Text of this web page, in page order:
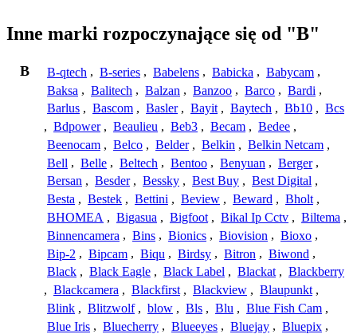
Inne marki rozpoczynające się od "B"
B B-qtech , B-series , Babelens , Babicka , Babycam ,
Baksa , Balitech , Balzan , Banzoo , Barco , Bardi ,
Barlus , Bascom , Basler , Bayit , Baytech , Bb10 , Bcs
, Bdpower , Beaulieu , Beb3 , Becam , Bedee ,
Beenocam , Belco , Belder , Belkin , Belkin Netcam ,
Bell , Belle , Beltech , Bentoo , Benyuan , Berger ,
Bersan , Besder , Bessky , Best Buy , Best Digital ,
Besta , Bestek , Bettini , Beview , Beward , Bholt ,
BHOMEA , Bigasua , Bigfoot , Bikal Ip Cctv , Biltema ,
Binnencamera , Bins , Bionics , Biovision , Bioxo ,
Bip-2 , Bipcam , Biqu , Birdsy , Bitron , Biwond ,
Black , Black Eagle , Black Label , Blackat , Blackberry
, Blackcamera , Blackfirst , Blackview , Blaupunkt ,
Blink , Blitzwolf , blow , Bls , Blu , Blue Fish Cam ,
Blue Iris , Bluecherry , Blueeyes , Bluejay , Bluepix ,